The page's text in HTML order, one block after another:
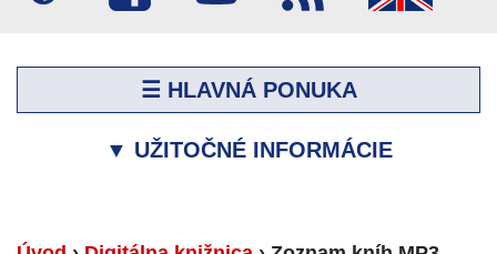
☰ HLAVNÁ PONUKA
▼ UŽITOČNÉ INFORMÁCIE